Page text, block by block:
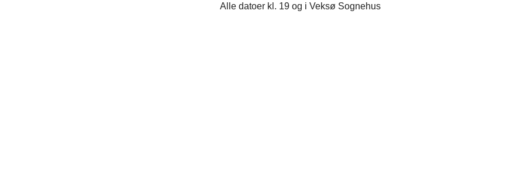
Alle datoer kl. 19 og i Veksø Sognehus